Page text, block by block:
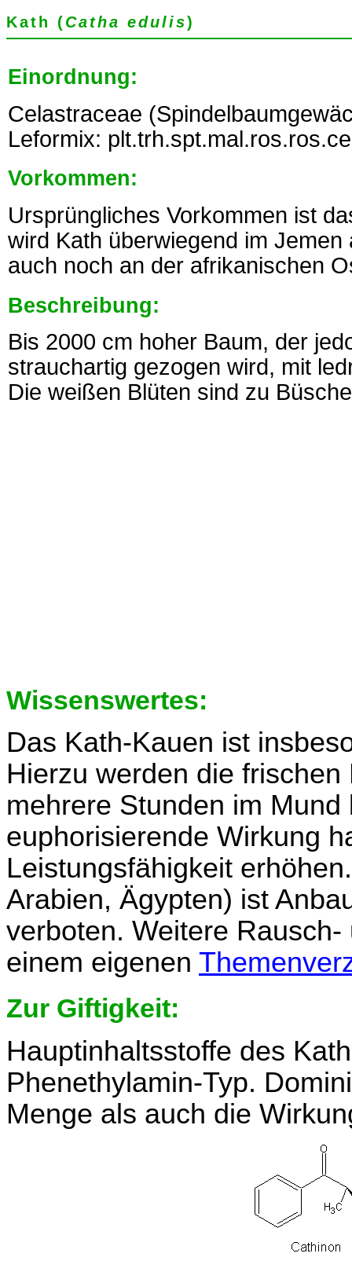
Kath (Catha edulis)
Einordnung:
Celastraceae
Leformix:
Vorkommen:
Ursprüngliches Vorkommen ist
wird Kath überwiegend im
auch noch an der afrikanischen
Beschreibung:
Bis 2000 cm hoher Baum, der
strauchartig gezogen wird, mit
Die weißen Blüten sind zu
Wissenswertes:
Das Kath-Kauen ist
Hierzu werden die
mehrere Stunden im
euphorisierende Wirkung
Leistungsfähigkeit
Arabien, Ägypten) ist
verboten. Weitere
einem eigenen
Zur Giftigkeit:
Hauptinhaltsstoffe des
Phenethylamin-Typ.
Menge als auch die